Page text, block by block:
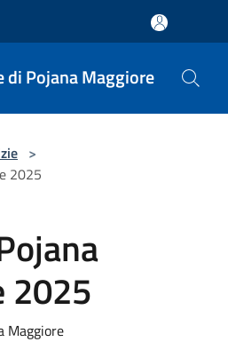
di Pojana Maggiore
>
2025
2025
Maggiore